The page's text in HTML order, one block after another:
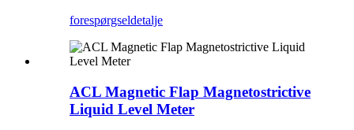
forespørgseldetalje
ACL Magnetic Flap Magnetostrictive
Liquid Level Meter